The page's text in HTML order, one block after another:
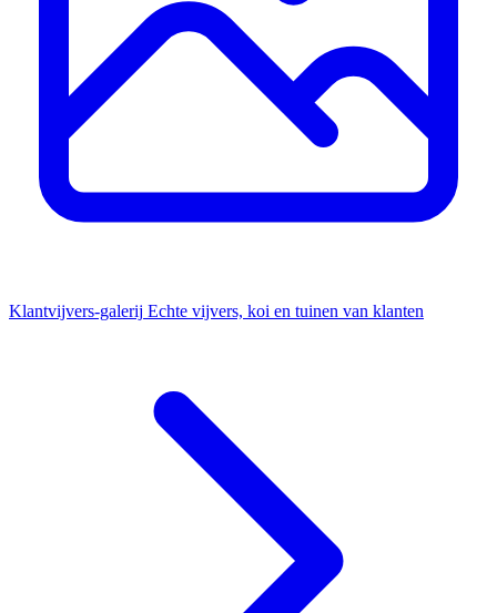
Klantvijvers-galerij Echte vijvers, koi en tuinen van klanten